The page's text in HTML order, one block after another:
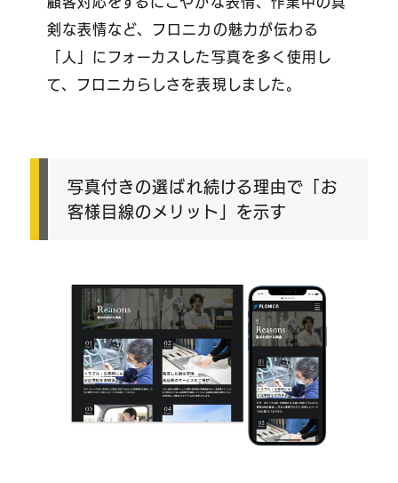
剣な表情など、フロニカの魅力が伝わる
「人」にフォーカスした写真を多く使用し
て、フロニカらしさを表現しました。
写真付きの選ばれ続ける理由で「お
客様目線のメリット」を示す